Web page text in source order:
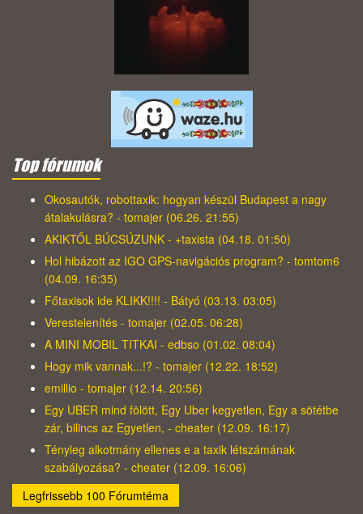
Top fórumok
Okosautók, robottaxik: hogyan készül Budapest a nagy
átalakulásra? - tomajer (06.26. 21:55)
AKIKTŐL BÚCSÚZUNK - +taxista (04.18. 01:50)
Hol hibázott az IGO GPS-navigációs program? - tomtom6
(04.09. 16:35)
Főtaxisok ide KLIKK!!!! - Bátyó (03.13. 03:05)
Verestelenítés - tomajer (02.05. 06:28)
A MINI MOBIL TITKAI - edbso (01.02. 08:04)
Hogy mik vannak...!? - tomajer (12.22. 18:52)
emillio - tomajer (12.14. 20:56)
Egy UBER mind fölött, Egy Uber kegyetlen, Egy a sötétbe
zár, bilincs az Egyetlen, - cheater (12.09. 16:17)
Tényleg alkotmány ellenes e a taxik létszámának
szabályozása? - cheater (12.09. 16:06)
Legfrissebb 100 Fórumtéma